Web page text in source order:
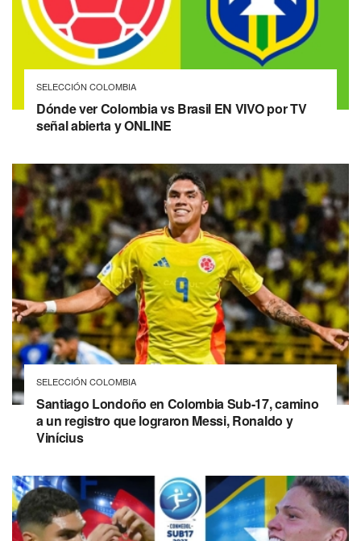
SELECCIÓN COLOMBIA
Dónde ver Colombia vs Brasil EN VIVO por TV
señal abierta y ONLINE
SELECCIÓN COLOMBIA
Santiago Londoño en Colombia Sub-17, camino
a un registro que lograron Messi, Ronaldo y
Vinícius